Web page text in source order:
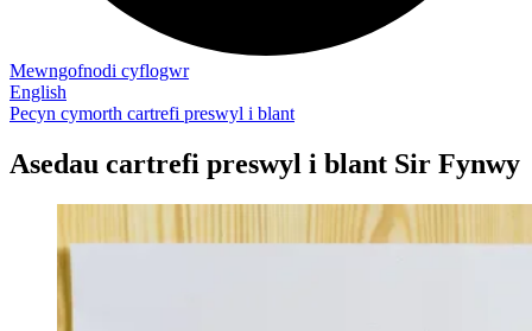
Mewngofnodi cyflogwr
English
Pecyn cymorth cartrefi preswyl i blant
Asedau cartrefi preswyl i blant Sir Fynwy